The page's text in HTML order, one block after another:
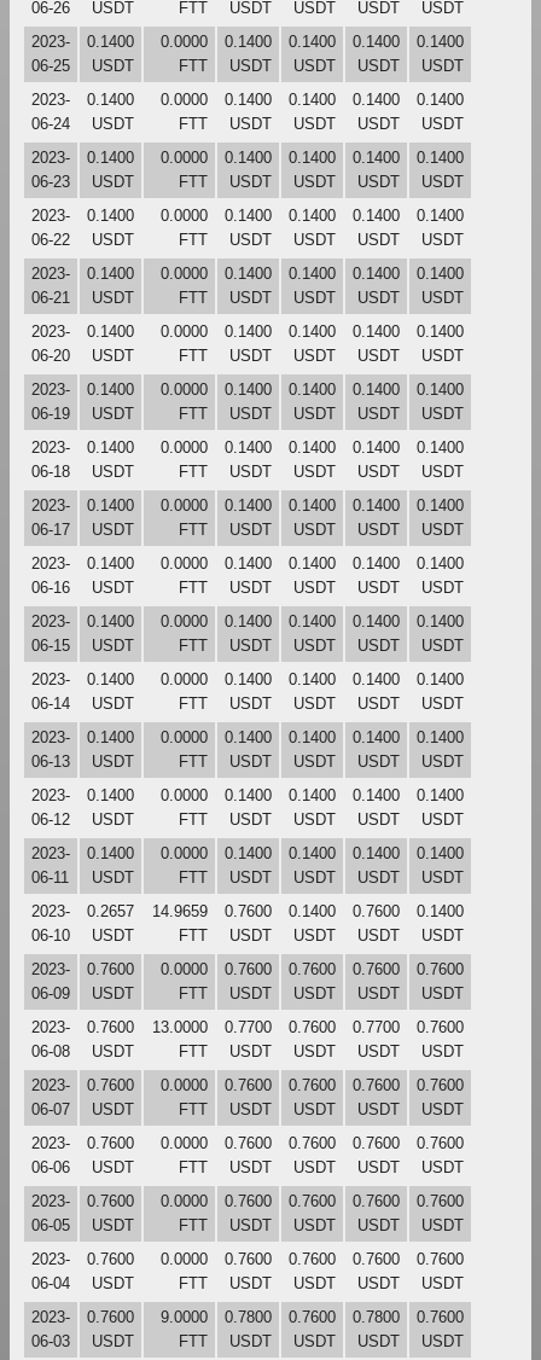
06-26
USDT
FTT
USDT
USDT
USDT
USDT
2023-
06-25
0.1400
USDT
0.0000
FTT
0.1400
USDT
0.1400
USDT
0.1400
USDT
0.1400
USDT
2023-
06-24
0.1400
USDT
0.0000
FTT
0.1400
USDT
0.1400
USDT
0.1400
USDT
0.1400
USDT
2023-
06-23
0.1400
USDT
0.0000
FTT
0.1400
USDT
0.1400
USDT
0.1400
USDT
0.1400
USDT
2023-
06-22
0.1400
USDT
0.0000
FTT
0.1400
USDT
0.1400
USDT
0.1400
USDT
0.1400
USDT
2023-
06-21
0.1400
USDT
0.0000
FTT
0.1400
USDT
0.1400
USDT
0.1400
USDT
0.1400
USDT
2023-
06-20
0.1400
USDT
0.0000
FTT
0.1400
USDT
0.1400
USDT
0.1400
USDT
0.1400
USDT
2023-
06-19
0.1400
USDT
0.0000
FTT
0.1400
USDT
0.1400
USDT
0.1400
USDT
0.1400
USDT
2023-
06-18
0.1400
USDT
0.0000
FTT
0.1400
USDT
0.1400
USDT
0.1400
USDT
0.1400
USDT
2023-
06-17
0.1400
USDT
0.0000
FTT
0.1400
USDT
0.1400
USDT
0.1400
USDT
0.1400
USDT
2023-
06-16
0.1400
USDT
0.0000
FTT
0.1400
USDT
0.1400
USDT
0.1400
USDT
0.1400
USDT
2023-
06-15
0.1400
USDT
0.0000
FTT
0.1400
USDT
0.1400
USDT
0.1400
USDT
0.1400
USDT
2023-
06-14
0.1400
USDT
0.0000
FTT
0.1400
USDT
0.1400
USDT
0.1400
USDT
0.1400
USDT
2023-
06-13
0.1400
USDT
0.0000
FTT
0.1400
USDT
0.1400
USDT
0.1400
USDT
0.1400
USDT
2023-
06-12
0.1400
USDT
0.0000
FTT
0.1400
USDT
0.1400
USDT
0.1400
USDT
0.1400
USDT
2023-
06-11
0.1400
USDT
0.0000
FTT
0.1400
USDT
0.1400
USDT
0.1400
USDT
0.1400
USDT
2023-
06-10
0.2657
USDT
14.9659
FTT
0.7600
USDT
0.1400
USDT
0.7600
USDT
0.1400
USDT
2023-
06-09
0.7600
USDT
0.0000
FTT
0.7600
USDT
0.7600
USDT
0.7600
USDT
0.7600
USDT
2023-
06-08
0.7600
USDT
13.0000
FTT
0.7700
USDT
0.7600
USDT
0.7700
USDT
0.7600
USDT
2023-
06-07
0.7600
USDT
0.0000
FTT
0.7600
USDT
0.7600
USDT
0.7600
USDT
0.7600
USDT
2023-
06-06
0.7600
USDT
0.0000
FTT
0.7600
USDT
0.7600
USDT
0.7600
USDT
0.7600
USDT
2023-
06-05
0.7600
USDT
0.0000
FTT
0.7600
USDT
0.7600
USDT
0.7600
USDT
0.7600
USDT
2023-
06-04
0.7600
USDT
0.0000
FTT
0.7600
USDT
0.7600
USDT
0.7600
USDT
0.7600
USDT
2023-
06-03
0.7600
USDT
9.0000
FTT
0.7800
USDT
0.7600
USDT
0.7800
USDT
0.7600
USDT